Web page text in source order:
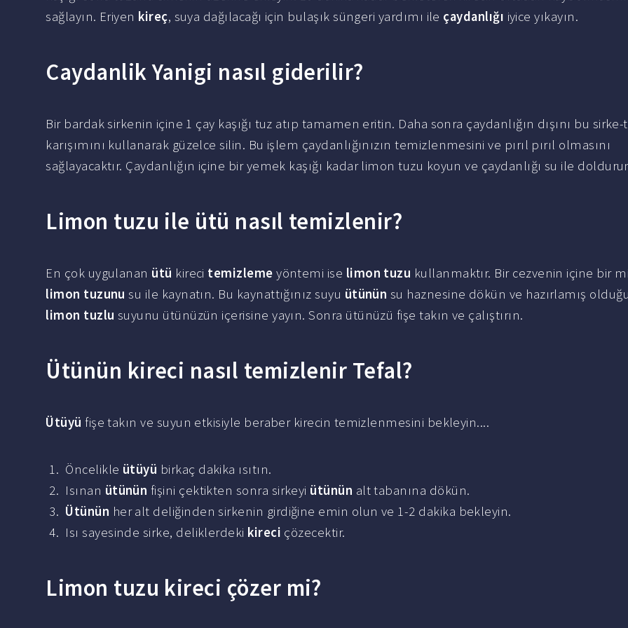
sağlayın. Eriyen kireç, suya dağılacağı için bulaşık süngeri yardımı ile çaydanlığı iyice yıkayın.
Caydanlik Yanigi nasıl giderilir?
Bir bardak sirkenin içine 1 çay kaşığı tuz atıp tamamen eritin. Daha sonra çaydanlığın dışını bu sirke-
karışımını kullanarak güzelce silin. Bu işlem çaydanlığınızın temizlenmesini ve pırıl pırıl olmasını
sağlayacaktır. Çaydanlığın içine bir yemek kaşığı kadar limon tuzu koyun ve çaydanlığı su ile
Limon tuzu ile ütü nasıl temizlenir?
En çok uygulanan ütü kireci temizleme yöntemi ise limon tuzu kullanmaktır. Bir cezvenin içine bir
limon tuzunu su ile kaynatın. Bu kaynattığınız suyu ütünün su haznesine dökün ve hazırlamış
limon tuzlu suyunu ütünüzün içerisine yayın. Sonra ütünüzü fişe takın ve çalıştırın.
Ütünün kireci nasıl temizlenir Tefal?
Ütüyü fişe takın ve suyun etkisiyle beraber kirecin temizlenmesini bekleyin....
Öncelikle ütüyü birkaç dakika ısıtın.
Isınan ütünün fişini çektikten sonra sirkeyi ütünün alt tabanına dökün.
Ütünün her alt deliğinden sirkenin girdiğine emin olun ve 1-2 dakika bekleyin.
Isı sayesinde sirke, deliklerdeki kireci çözecektir.
Limon tuzu kireci çözer mi?